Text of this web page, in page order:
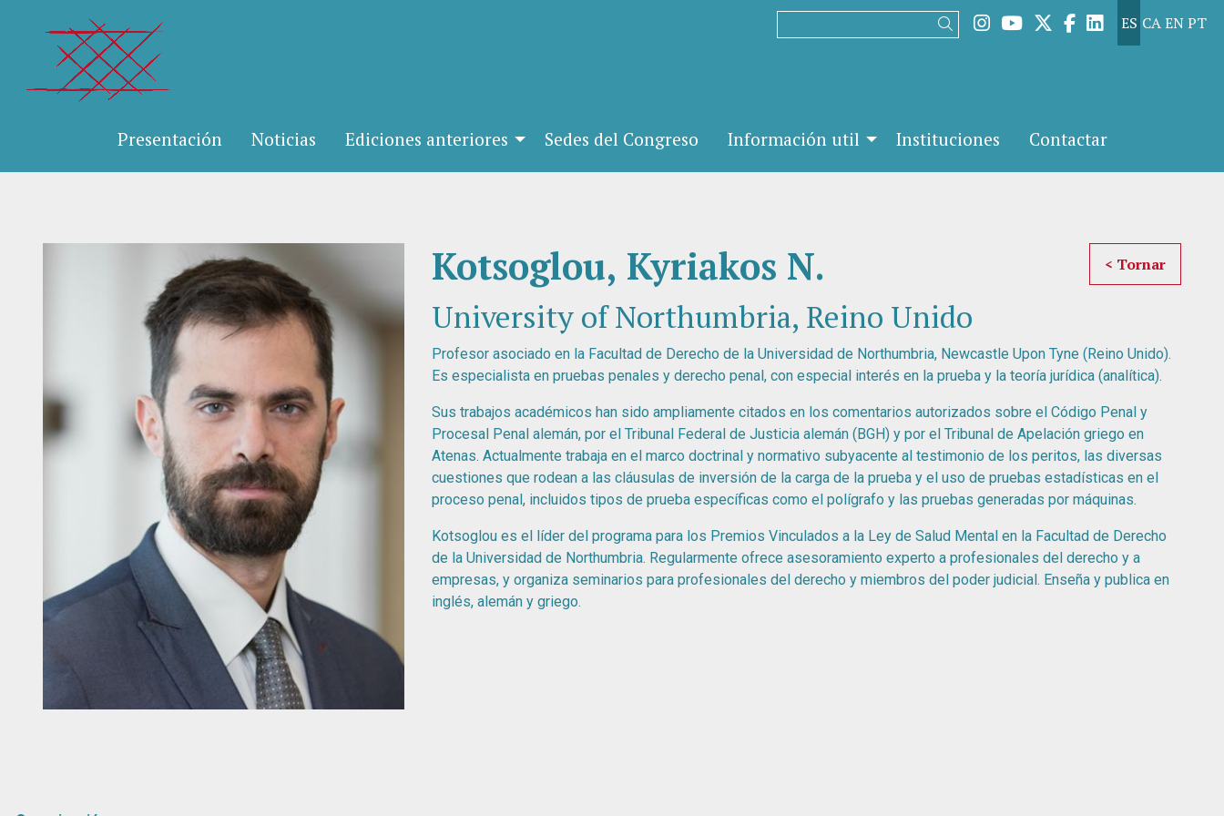
ES CAENPT
Link a instagram
Link a youtube
Link a twitter
Link a facebook
Link a
Buscar
Presentación Noticias Ediciones anteriores Sedes del Congreso Información util Instituciones Contactar
< Tornar
Kotsoglou, Kyriakos N.
University of Northumbria, Reino Unido
Profesor asociado en la Facultad de Derecho de la Universidad de Northumbria, Newcastle Upon Tyne (Reino Unido).
Es especialista en pruebas penales y derecho penal, con especial interés en la prueba y la teoría jurídica (analítica).
Sus trabajos académicos han sido ampliamente citados en los comentarios autorizados sobre el Código Penal y
Procesal Penal alemán, por el Tribunal Federal de Justicia alemán (BGH) y por el Tribunal de Apelación griego en
Atenas. Actualmente trabaja en el marco doctrinal y normativo subyacente al testimonio de los peritos, las diversas
cuestiones que rodean a las cláusulas de inversión de la carga de la prueba y el uso de pruebas estadísticas en el
proceso penal, incluidos tipos de prueba específicas como el polígrafo y las pruebas generadas por máquinas.
Kotsoglou es el líder del programa para los Premios Vinculados a la Ley de Salud Mental en la Facultad de Derecho
de la Universidad de Northumbria. Regularmente ofrece asesoramiento experto a profesionales del derecho y a
empresas, y organiza seminarios para profesionales del derecho y miembros del poder judicial. Enseña y publica en
inglés, alemán y griego.